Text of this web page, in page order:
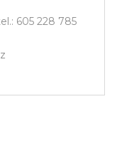
605 228 785